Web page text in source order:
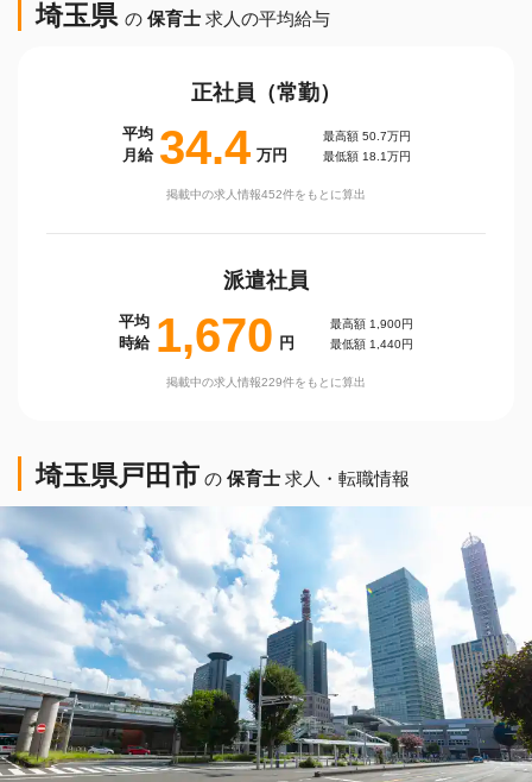
埼玉県 の 保育士 求人の平均給与
正社員（常勤）
平均
月給 34.4 万円
最高額 50.7万円
最低額 18.1万円
掲載中の求人情報452件をもとに算出
派遣社員
平均
時給 1,670 円
最高額 1,900円
最低額 1,440円
掲載中の求人情報229件をもとに算出
埼玉県戸田市 の 保育士 求人・転職情報